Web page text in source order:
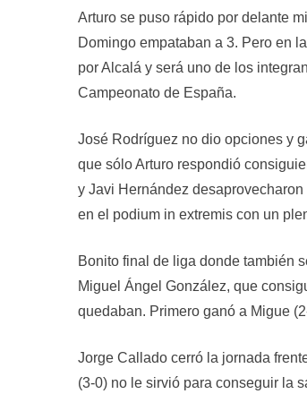
Arturo se puso rápido por delante
Domingo empataban a 3. Pero en
por Alcalá y será uno de los
Campeonato de España.
José Rodríguez no dio opciones y
que sólo Arturo respondió
y Javi Hernández
en el podium in extremis con un
Bonito final de liga donde también
Miguel Ángel González, que
quedaban. Primero ganó a Migue
Jorge Callado cerró la jornada
(3-0) no le sirvió para conseguir la